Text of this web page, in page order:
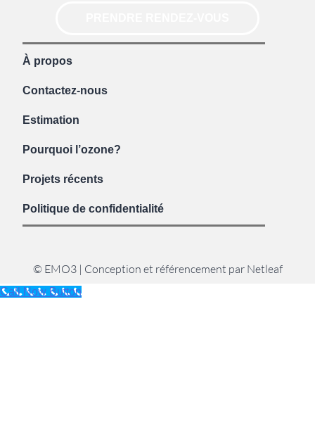
À propos
Contactez-nous
Estimation
Pourquoi l’ozone?
Projets récents
Politique de confidentialité
© EMO3 | Conception et référencement par Netleaf
Call Now Button